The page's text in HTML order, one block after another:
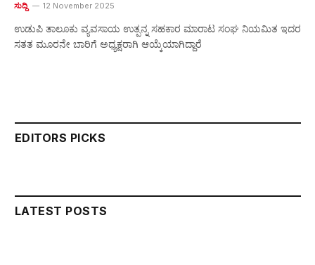
ಸುದ್ದಿ 12 November 2025
ಉಡುಪಿ ತಾಲೂಕು ವ್ಯವಸಾಯ ಉತ್ಪನ್ನ ಸಹಕಾರ ಮಾರಾಟ ಸಂಘ ನಿಯಮಿತ ಇದರ
ಸತತ ಮೂರನೇ ಬಾರಿಗೆ ಅಧ್ಯಕ್ಷರಾಗಿ ಆಯ್ಕೆಯಾಗಿದ್ದಾರೆ
EDITORS PICKS
LATEST POSTS